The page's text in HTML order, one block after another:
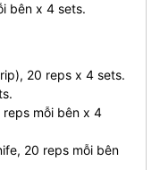
bên x 4 sets.
20 reps x 4 sets.
reps mỗi bên x 4
20 reps mỗi bên